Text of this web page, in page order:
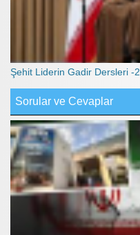
Şehit Liderin Gadir Dersleri -2
Sorular ve Cevaplar